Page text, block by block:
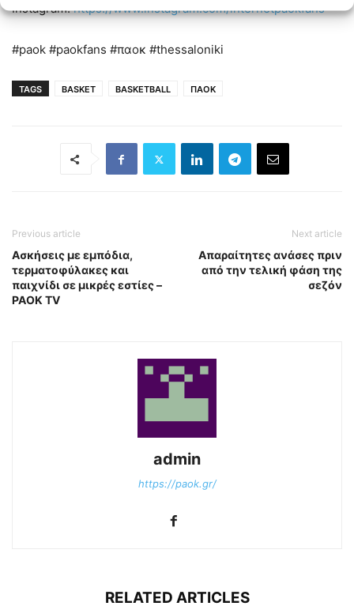
Instagram:https://www.instagram.com/internetpaokfans
#paok #paokfans #παοκ #thessaloniki
TAGS BASKET BASKETBALL ΠΑΟΚ
Previous article
Ασκήσεις με εμπόδια,
τερματοφύλακες και
παιχνίδι σε μικρές εστίες –
PAOK TV
Next article
Aπαραίτητες ανάσες πριν
από την τελική φάση της
σεζόν
admin
https://paok.gr/
RELATED ARTICLES